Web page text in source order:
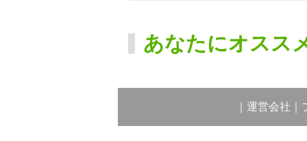
あなたにオスス
運営会社